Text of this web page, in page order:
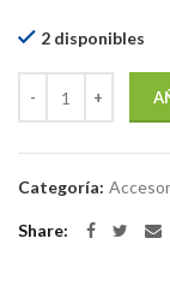
2 disponibles
Categoría:
Share